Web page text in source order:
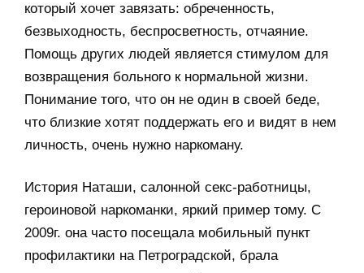
который хочет завязать: обреченность,
безвыходность, беспросветность, отчаяние.
Помощь других людей является стимулом для
возвращения больного к нормальной жизни.
Понимание того, что он не один в своей беде,
что близкие хотят поддержать его и видят в нем
личность, очень нужно наркоману.
История Наташи, салонной секс-работницы,
героиновой наркоманки, яркий пример тому. С
2009г. она часто посещала мобильный пункт
профилактики на Петроградской, брала